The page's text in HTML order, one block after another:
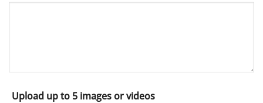
Upload up to 5 images or videos